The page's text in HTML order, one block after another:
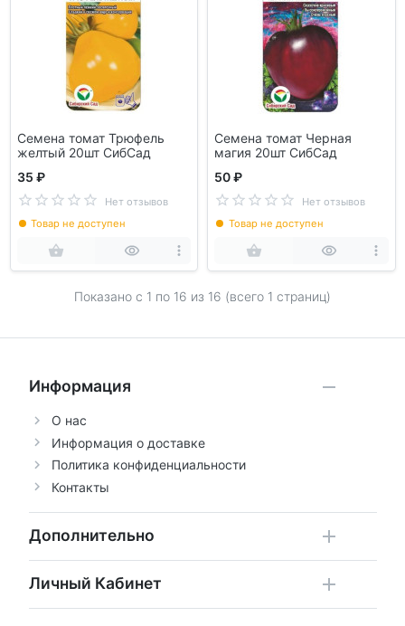
Семена томат Трюфель
желтый 20шт СибСад
35 ₽
Нет отзывов
Товар не доступен
Семена томат Черная
магия 20шт СибСад
50 ₽
Нет отзывов
Товар не доступен
Показано с 1 по 16 из 16 (всего 1 страниц)
Информация
О нас
Информация о доставке
Политика конфиденциальности
Контакты
Дополнительно
Личный Кабинет